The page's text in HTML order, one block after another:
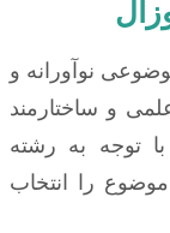
نوآورانه و
و ساختارمند
توجه به رشته
را انتخاب